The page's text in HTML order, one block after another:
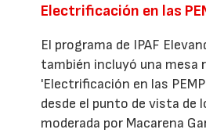
Electrificación en las
El programa de IPAF
también incluyó una mesa
'Electrificación en las
desde el punto de vista de
moderada por Macarena